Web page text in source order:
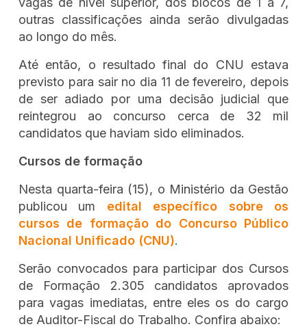
outras classificações ainda serão divulgadas
ao longo do mês.
Até então, o resultado final do CNU estava
previsto para sair no dia 11 de fevereiro, depois
de ser adiado por uma decisão judicial que
reintegrou ao concurso cerca de 32 mil
candidatos que haviam sido eliminados.
Cursos de formação
Nesta quarta-feira (15), o Ministério da Gestão
publicou um edital específico sobre os
cursos de formação do Concurso Público
Nacional Unificado (CNU).
Serão convocados para participar dos Cursos
de Formação 2.305 candidatos aprovados
para vagas imediatas, entre eles os do cargo
de Auditor-Fiscal do Trabalho. Confira abaixo: